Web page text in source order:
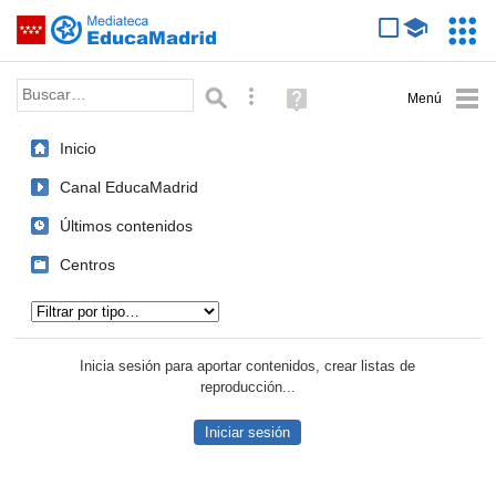
Saltar navegación
Palabra o frase: Búsqueda avanzada
Ayuda
(en
Inicio
Canal EducaMadrid
Últimos contenidos
Centros
Inicia sesión para aportar contenidos, crear listas de
reproducción...
Iniciar sesión